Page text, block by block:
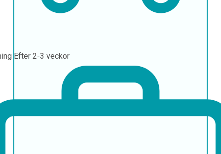
Efter 2-3 veckor